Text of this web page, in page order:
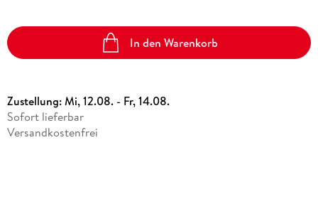
In den Warenkorb
Zustellung:Mi, 12.08. - Fr, 14.08.
Sofort lieferbar
Versandkostenfrei